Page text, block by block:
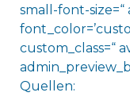
small-font-size=“
custom_class=“
Quellen: